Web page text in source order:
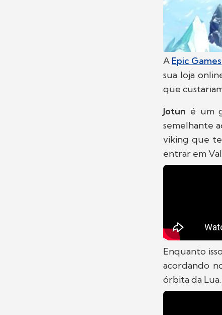
A Epic Games
sua loja
que
Jotun é um
semelhante
viking que
entrar em
Enquanto
acordando
órbita da